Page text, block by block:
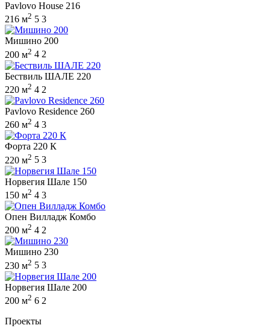
Pavlovo House 216
216 м2 5 3
Мишино 200
200 м2 4 2
Бествиль ШАЛЕ 220
220 м2 4 2
Pavlovo Residence 260
260 м2 4 3
Форта 220 К
220 м2 5 3
Норвегия Шале 150
150 м2 4 3
Опен Вилладж Комбо
200 м2 4 2
Мишино 230
230 м2 5 3
Норвегия Шале 200
200 м2 6 2
Проекты